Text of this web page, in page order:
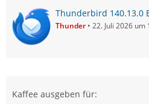
Thunderbird 140.13.0
Thunder 22. Juli 2026 um
Kaffee ausgeben für: